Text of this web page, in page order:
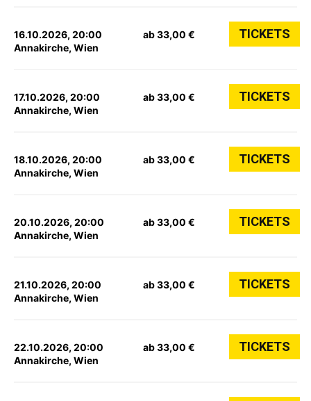
16.10.2026, 20:00
Annakirche, Wien
ab 33,00 € TICKETS
17.10.2026, 20:00
Annakirche, Wien
ab 33,00 € TICKETS
18.10.2026, 20:00
Annakirche, Wien
ab 33,00 € TICKETS
20.10.2026, 20:00
Annakirche, Wien
ab 33,00 € TICKETS
21.10.2026, 20:00
Annakirche, Wien
ab 33,00 € TICKETS
22.10.2026, 20:00
Annakirche, Wien
ab 33,00 € TICKETS